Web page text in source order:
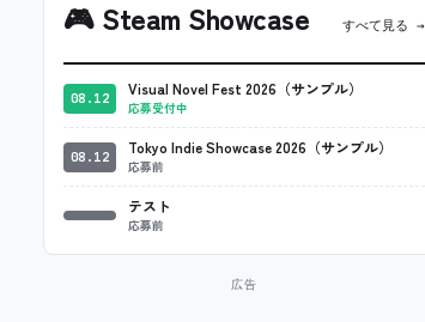
🎮Steam Showcase すべて見る →
08.12 Visual Novel Fest 2026（サンプル）
応募受付中
08.12 Tokyo Indie Showcase 2026（サンプル）
応募前
テスト
応募前